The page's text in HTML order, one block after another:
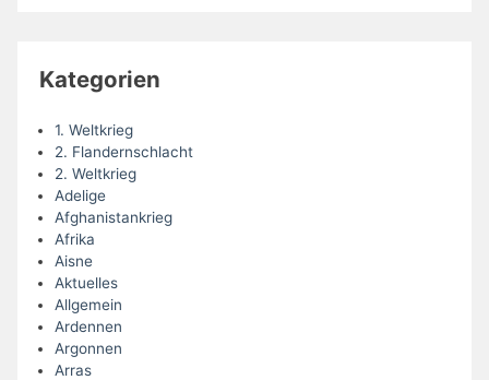
Kategorien
1. Weltkrieg
2. Flandernschlacht
2. Weltkrieg
Adelige
Afghanistankrieg
Afrika
Aisne
Aktuelles
Allgemein
Ardennen
Argonnen
Arras